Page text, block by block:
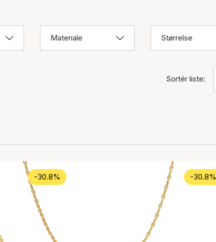
Materiale Størrelse
Sortér liste:
-30.8% -30.8%